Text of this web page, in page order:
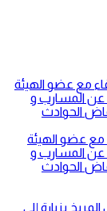
مع عضو الهيئة
عن المسارب و
الحوادث